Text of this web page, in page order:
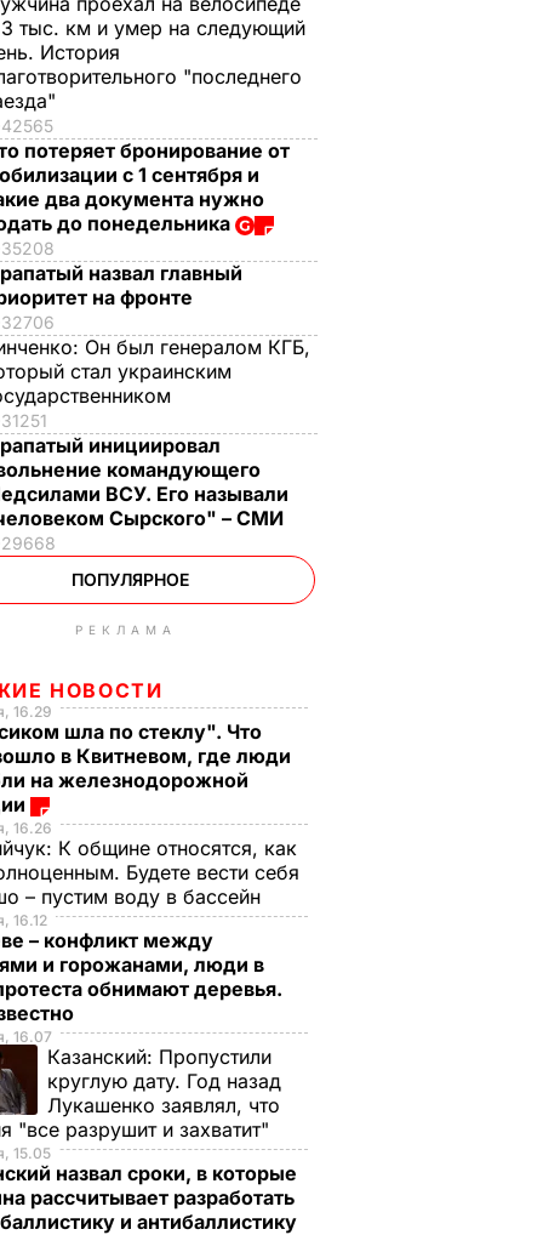
тыс. км и умер на следующий
История
"последнего
42565
потеряет бронирование от
с 1 сентября и
два документа нужно
до понедельника
35208
назвал главный
на фронте
32706
Он был генералом КГБ,
стал украинским
31251
инициировал
командующего
ВСУ. Его называли
Сырского" – СМИ
29668
ПОПУЛЯРНОЕ
РЕКЛАМА
НОВОСТИ
16.29
шла по стеклу". Что
в Квитневом, где люди
на железнодорожной
16.26
К общине относятся, как
Будете вести себя
– пустим воду в бассейн
16.12
– конфликт между
и горожанами, люди в
обнимают деревья.
16.07
Казанский: Пропустили
круглую дату. Год назад
Лукашенко заявлял, что
"все разрушит и захватит"
15.05
назвал сроки, в которые
рассчитывает разработать
и антибаллистику